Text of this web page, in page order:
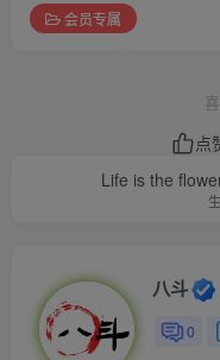
会员专属
点
Life is the
八斗
0